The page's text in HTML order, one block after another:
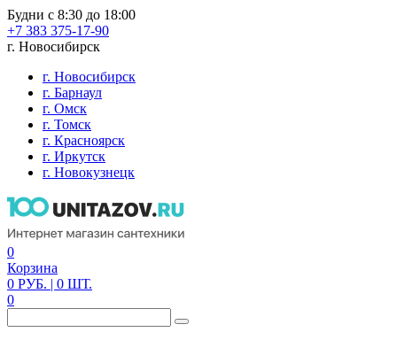
Будни с 8:30 до 18:00
+7 383 375-17-90
г. Новосибирск
г. Новосибирск
г. Барнаул
г. Омск
г. Томск
г. Красноярск
г. Иркутск
г. Новокузнецк
0
Корзина
0 РУБ. | 0 ШТ.
0